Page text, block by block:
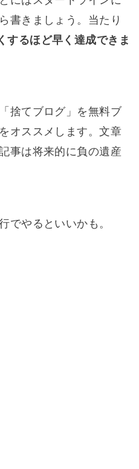
書きましょう。当たり
するほど早く達成できま
捨てブログ」を無料ブ
オススメします。文章
事は将来的に負の遺産
でやるといいかも。